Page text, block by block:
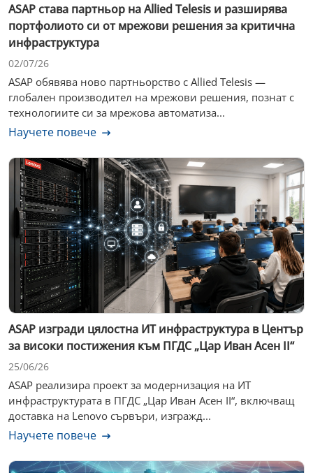
ASAP става партньор на Allied Telesis и разширява
портфолиото си от мрежови решения за критична
инфраструктура
02/07/26
ASAP обявява ново партньорство с Allied Telesis —
глобален производител на мрежови решения, познат с
технологиите си за мрежова автоматиза...
Научете повече
ASAP изгради цялостна ИТ инфраструктура в Център
за високи постижения към ПГДС „Цар Иван Асен II“
25/06/26
ASAP реализира проект за модернизация на ИТ
инфраструктурата в ПГДС „Цар Иван Асен II“, включващ
доставка на Lenovo сървъри, изгражд...
Научете повече